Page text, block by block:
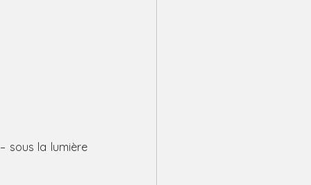
sous la lumière